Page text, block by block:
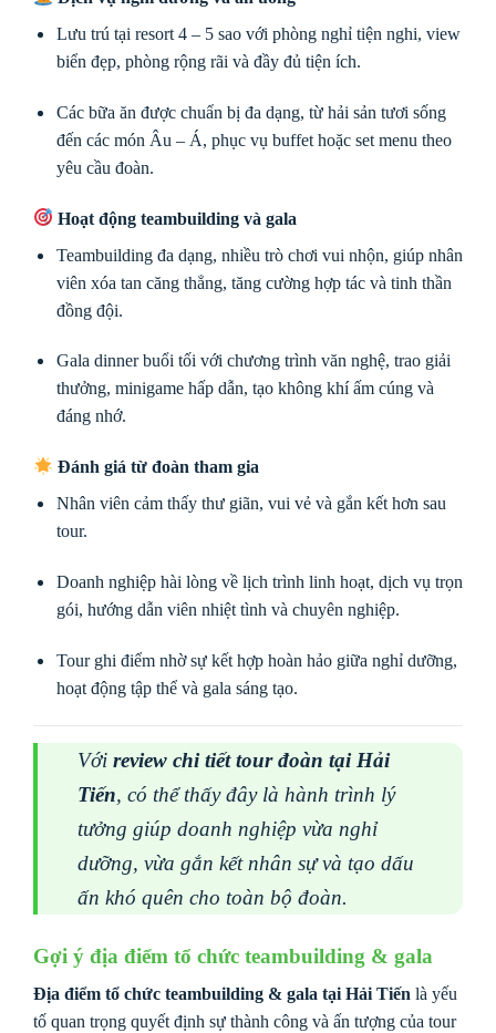
Lưu trú tại resort 4 – 5 sao với phòng nghỉ tiện nghi, view
biển đẹp, phòng rộng rãi và đầy đủ tiện ích.
Các bữa ăn được chuẩn bị đa dạng, từ hải sản tươi sống
đến các món Âu – Á, phục vụ buffet hoặc set menu theo
yêu cầu đoàn.
Hoạt động teambuilding và gala
Teambuilding đa dạng, nhiều trò chơi vui nhộn, giúp nhân
viên xóa tan căng thẳng, tăng cường hợp tác và tinh thần
đồng đội.
Gala dinner buổi tối với chương trình văn nghệ, trao giải
thưởng, minigame hấp dẫn, tạo không khí ấm cúng và
đáng nhớ.
Đánh giá từ đoàn tham gia
Nhân viên cảm thấy thư giãn, vui vẻ và gắn kết hơn sau
tour.
Doanh nghiệp hài lòng về lịch trình linh hoạt, dịch vụ trọn
gói, hướng dẫn viên nhiệt tình và chuyên nghiệp.
Tour ghi điểm nhờ sự kết hợp hoàn hảo giữa nghỉ dưỡng,
hoạt động tập thể và gala sáng tạo.
Với review chi tiết tour đoàn tại Hải
Tiến, có thể thấy đây là hành trình lý
tưởng giúp doanh nghiệp vừa nghỉ
dưỡng, vừa gắn kết nhân sự và tạo dấu
ấn khó quên cho toàn bộ đoàn.
Gợi ý địa điểm tổ chức teambuilding & gala
Địa điểm tổ chức teambuilding & gala tại Hải Tiến là yếu
tố quan trọng quyết định sự thành công và ấn tượng của tour